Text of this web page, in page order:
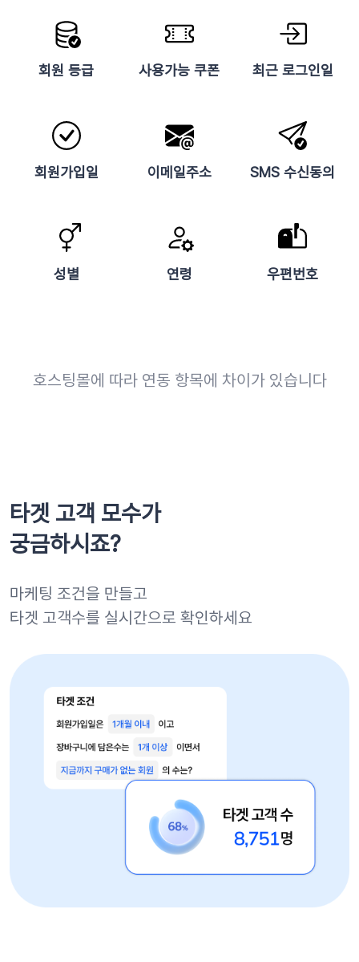
회원 등급 사용가능 쿠폰 최근 로그인일
회원가입일 이메일주소 SMS 수신동의
성별 연령 우편번호
호스팅몰에 따라 연동 항목에 차이가 있습니다
타겟 고객 모수가
궁금하시죠?
마케팅 조건을 만들고
타겟 고객수를 실시간으로 확인하세요